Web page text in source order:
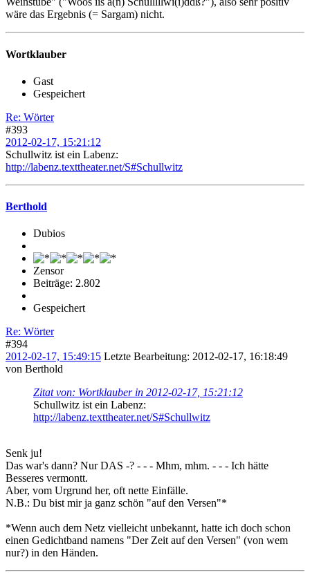
wäre das Ergebnis (= Sargam) nicht.
Wortklauber
Gast
Gespeichert
Re: Wörter
#393
2012-02-17, 15:21:12
Schullwitz ist ein Labenz:
http://labenz.texttheater.net/S#Schullwitz
Berthold
Dubios
Zensor
Beiträge: 2.802
Gespeichert
Re: Wörter
#394
2012-02-17, 15:49:15 Letzte Bearbeitung: 2012-02-17, 16:18:49
von Berthold
Zitat von: Wortklauber in 2012-02-17, 15:21:12
Schullwitz ist ein Labenz:
http://labenz.texttheater.net/S#Schullwitz
Senk ju!
Das war's dann? Nur DAS -? - - - Mhm, mhm. - - - Ich hätte
Besseres vermontt.
Aber, vom Urgrund her, oft nette Einfälle.
N.B.: Du bist mir ja ganz schön "auf den Versen"*
*Wenn auch dem Netz vielleicht unbekannt, hatte ich doch schon
einen Gedichtband namens "Der Zeit auf den Versen" (von wem
nur?) in den Händen.